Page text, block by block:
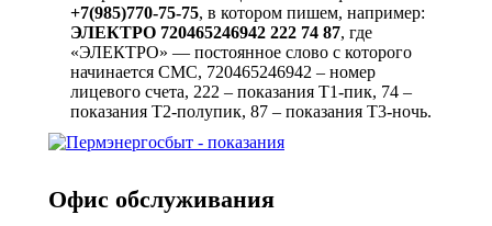
+7(985)770-75-75, в котором пишем, например:
ЭЛЕКТРО 720465246942 222 74 87, где
«ЭЛЕКТРО» — постоянное слово с которого
начинается СМС, 720465246942 – номер
лицевого счета, 222 – показания Т1-пик, 74 –
показания Т2-полупик, 87 – показания Т3-ночь.
Офис обслуживания